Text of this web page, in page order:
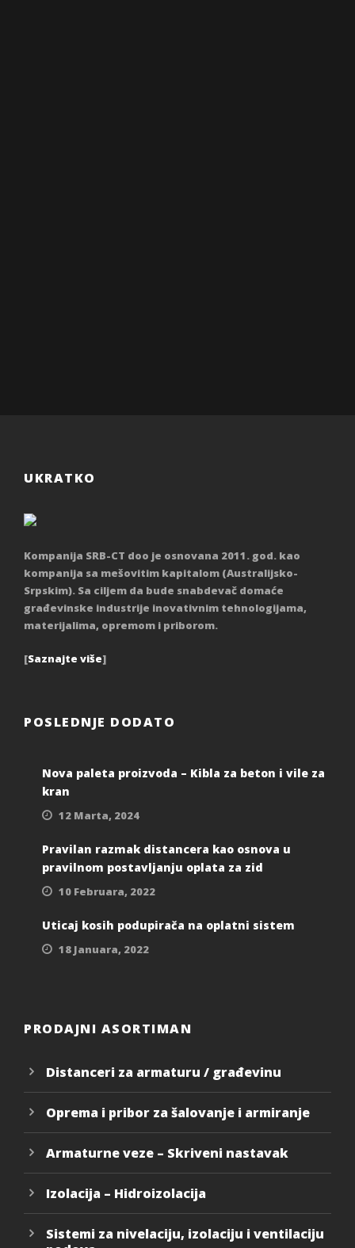
UKRATKO
Kompanija SRB-CT doo je osnovana 2011. god. kao
kompanija sa mešovitim kapitalom (Australijsko-
Srpskim). Sa ciljem da bude snabdevač domaće
građevinske industrije inovativnim tehnologijama,
materijalima, opremom i priborom.
[Saznajte više]
POSLEDNJE DODATO
Nova paleta proizvoda – Kibla za beton i vile za
kran
12 Marta, 2024
Pravilan razmak distancera kao osnova u
pravilnom postavljanju oplata za zid
10 Februara, 2022
Uticaj kosih podupirača na oplatni sistem
18 Januara, 2022
PRODAJNI ASORTIMAN
Distanceri za armaturu / građevinu
Oprema i pribor za šalovanje i armiranje
Armaturne veze – Skriveni nastavak
Izolacija – Hidroizolacija
Sistemi za nivelaciju, izolaciju i ventilaciju